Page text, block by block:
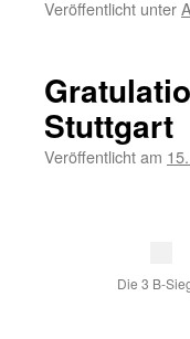
Veröffentlicht unter
Stuttgart
Veröffentlicht am
Die 3 B-